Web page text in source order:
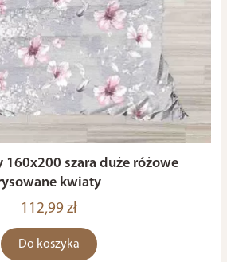
160x200 szara duże różowe
kwiaty
112,99 zł
Do koszyka